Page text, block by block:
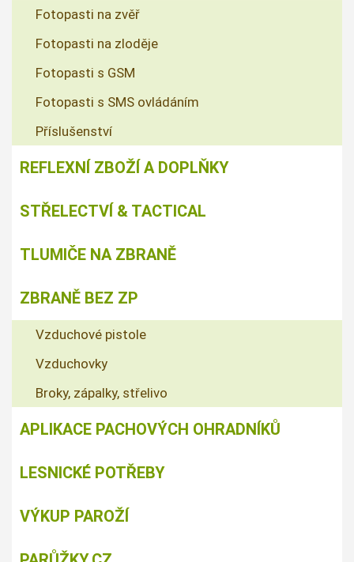
Fotopasti na zvěř
Fotopasti na zloděje
Fotopasti s GSM
Fotopasti s SMS ovládáním
Příslušenství
REFLEXNÍ ZBOŽÍ A DOPLŇKY
STŘELECTVÍ & TACTICAL
TLUMIČE NA ZBRANĚ
ZBRANĚ BEZ ZP
Vzduchové pistole
Vzduchovky
Broky, zápalky, střelivo
APLIKACE PACHOVÝCH OHRADNÍKŮ
LESNICKÉ POTŘEBY
VÝKUP PAROŽÍ